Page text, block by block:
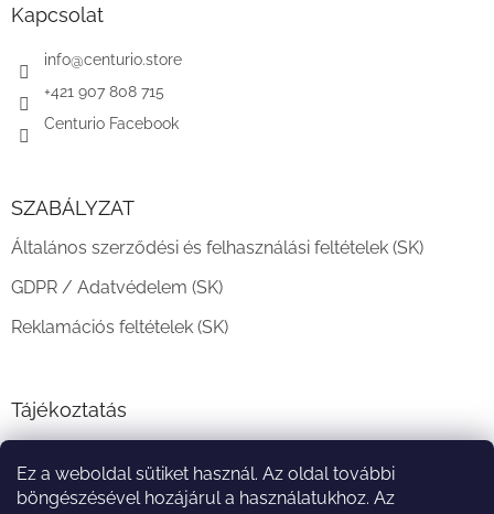
Ez a weboldal sütiket használ. Az oldal további
böngészésével hozájárul a használatukhoz. Az
Kapcsolat
info@centurio.store
+421 907 808 715
Centurio Facebook
SZABÁLYZAT
Általános szerződési és felhasználási feltételek (SK)
GDPR / Adatvédelem (SK)
Reklamációs feltételek (SK)
Tájékoztatás
A vásárlás menete